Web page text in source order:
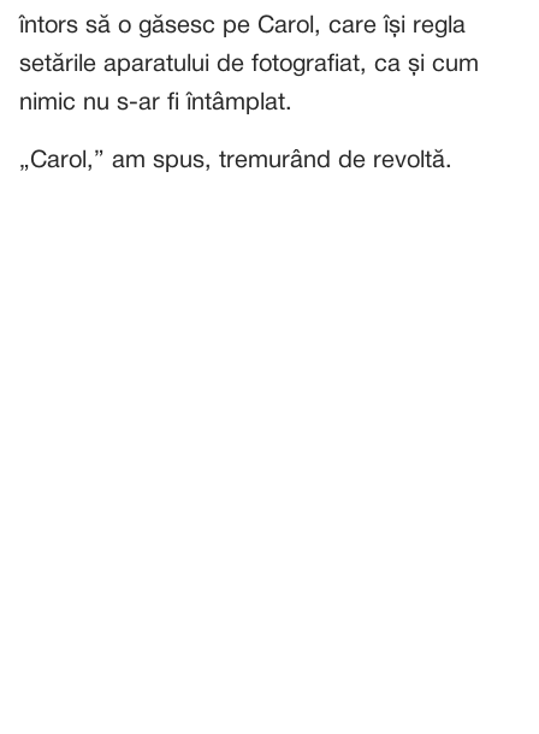
întors să o găsesc pe Carol, care își regla
setările aparatului de fotografiat, ca și cum
nimic nu s-ar fi întâmplat.
„Carol,” am spus, tremurând de revoltă.